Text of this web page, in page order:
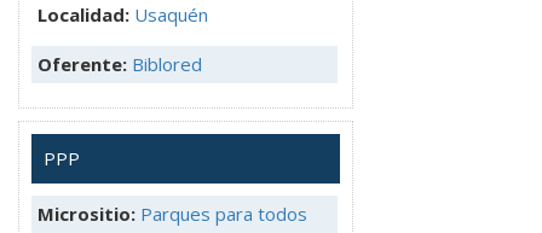
Localidad: Usaquén
Oferente: Biblored
PPP
Micrositio: Parques para todos